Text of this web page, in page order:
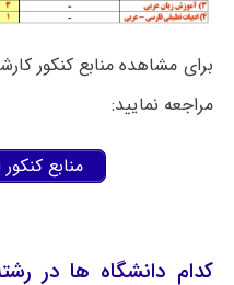
برای مشاهده منابع کنکور
مراجعه نمایید:
منابع
کدام دانشگاه ها در